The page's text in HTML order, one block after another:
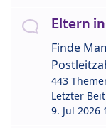
Eltern
Finde
443
Letzter
9. Jul 2026